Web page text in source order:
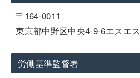
〒164-0011
東京都中野区中央4-9-6エスエ
労働基準監督署